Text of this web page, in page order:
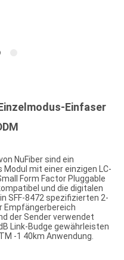
Einfaser
NuFiber sind ein
mit einer einzigen LC-
Form Factor Pluggable
und die digitalen
SFF-8472 spezifizierten 2-
Empfängerbereich
der Sender verwendet
Link-Budge gewährleisten
-1 40km Anwendung.